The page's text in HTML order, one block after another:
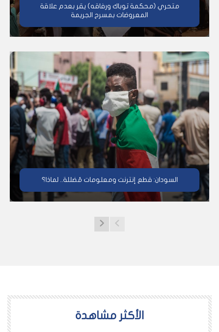
متحري (محكمة توباك ورفاقه) يقر بعدم علاقة
المعروضات بمسرح الجريمة
السودان: قطع إنترنت ومعلومات مُضللة.. لماذا؟
اﻷكثر مشاهدة